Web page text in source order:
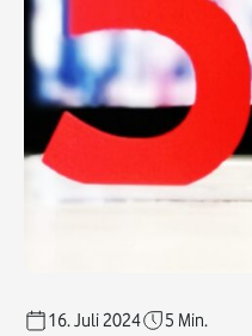
16. Juli 2024 5 Min.